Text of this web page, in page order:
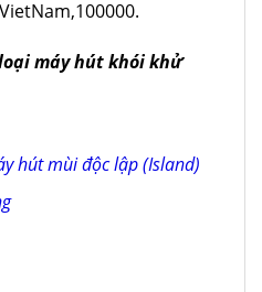
máy hút khói khử
hút mùi độc lập (Island)